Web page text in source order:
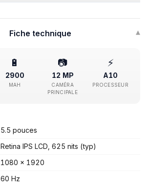
Fiche technique ▾
🔋
2900
MAH
📷
12 MP
CAMÉRA
PRINCIPALE
⚡
A10
PROCESSEUR
5.5 pouces
Retina IPS LCD, 625 nits (typ)
1080 x 1920
60 Hz